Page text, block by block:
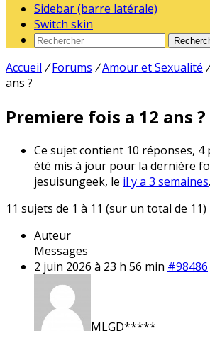
Sidebar (barre latérale)
Switch skin
Accueil / Forums /Amour et Sexualité /
ans ?
Premiere fois a 12 ans ?
Ce sujet contient 10 réponses, 4
été mis à jour pour la dernière
jesuisungeek, le il y a 3 semaines.
11 sujets de 1 à 11 (sur un total de 11)
Auteur
Messages
2 juin 2026 à 23 h 56 min #98486
MLGD*****